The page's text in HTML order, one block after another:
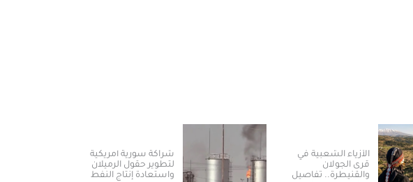
الأزياء الشعبية في
قرى الجولان
والقنيطرة.. تفاصيل
شراكة سورية أمريكية
لتطوير حقول الرميلان
واستعادة إنتاج النفط